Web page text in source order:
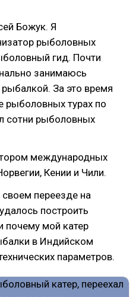
Божук. Я
рыболовных
гид. Почти
занимаюсь
За это время
рыболовных турах по
сотни рыболовных
международных
Кении и Чили.
своем переезде на
построить
почему мой катер
в Индийском
параметров.